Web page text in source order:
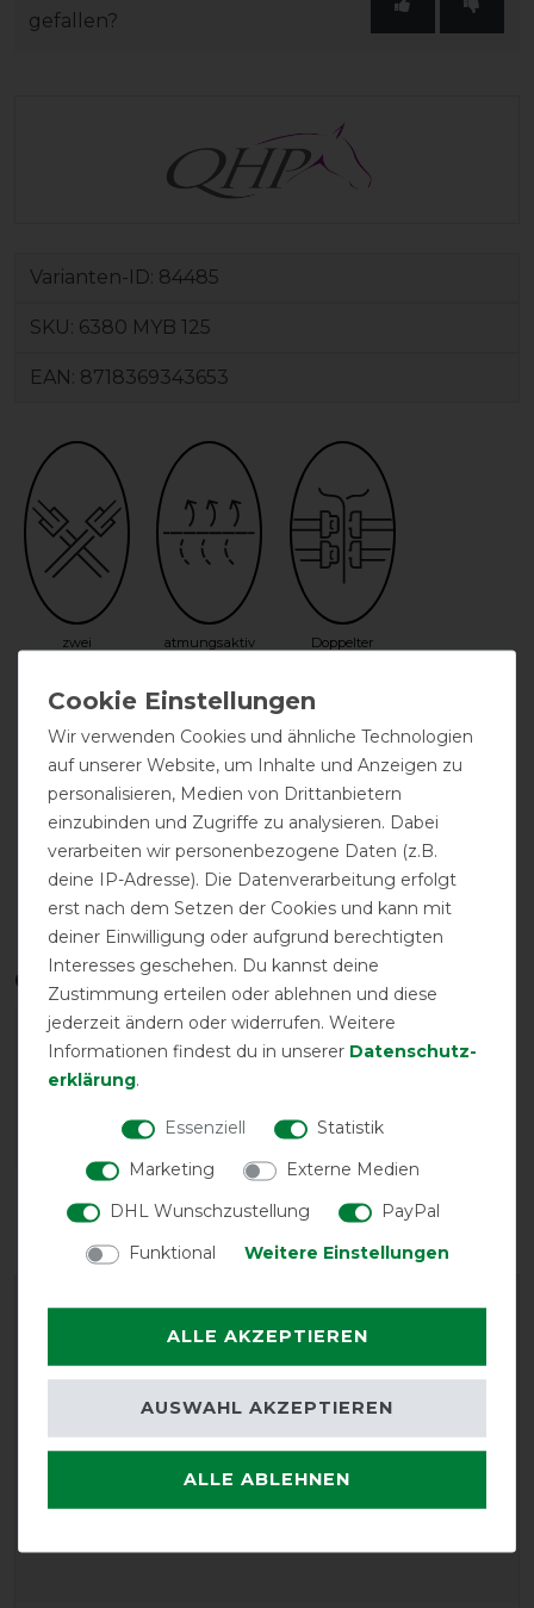
gefallen?
Varianten-ID: 84485
SKU: 6380 MYB 125
EAN: 8718369343653
zwei
atmungsaktiv
Doppelter
Qualitätsstufen
EXCELLENT
QHP Turnoutdecke 1200D
Wir verwenden Cookies und ähnliche Technologien
auf unserer Website, um Inhalte und Anzeigen zu
personalisieren, Medien von Drittanbietern
einzubinden und Zugriffe zu analysieren. Dabei
verarbeiten wir personenbezogene Daten (z.B.
deine IP-Adresse). Die Datenverarbeitung erfolgt
erst nach dem Setzen der Cookies und kann mit
deiner Einwilligung oder aufgrund berechtigten
Interesses geschehen. Du kannst deine
Zustimmung erteilen oder ablehnen und diese
jederzeit ändern oder widerrufen. Weitere
Informationen findest du in unserer Daten­schutz­
erklärung.
Essenziell
Statistik
Marketing
Externe Medien
DHL Wunschzustellung
PayPal
Funktional
Weitere Einstellungen
ALLE AKZEPTIEREN
ALLE ABLEHNEN
AUSWAHL AKZEPTIEREN